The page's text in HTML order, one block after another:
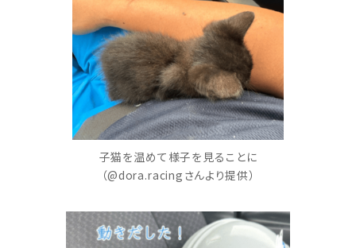
子猫を温めて様子を見ることに
（@dora.racingさんより提供）